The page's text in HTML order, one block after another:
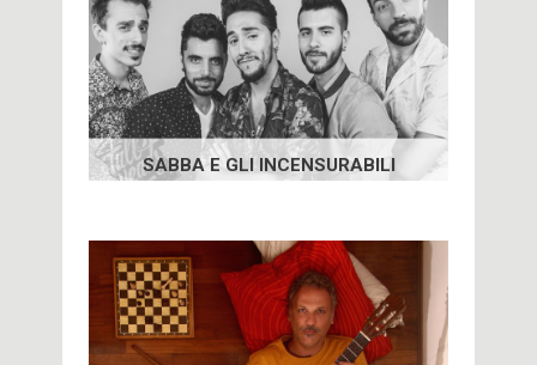
SABBA E GLI INCENSURABILI